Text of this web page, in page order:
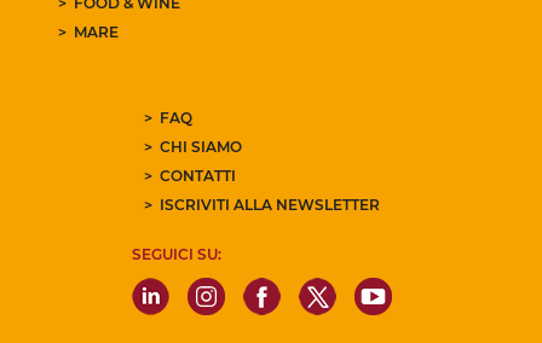
MARE
FAQ
CHI SIAMO
CONTATTI
ISCRIVITI ALLA NEWSLETTER
SEGUICI SU: